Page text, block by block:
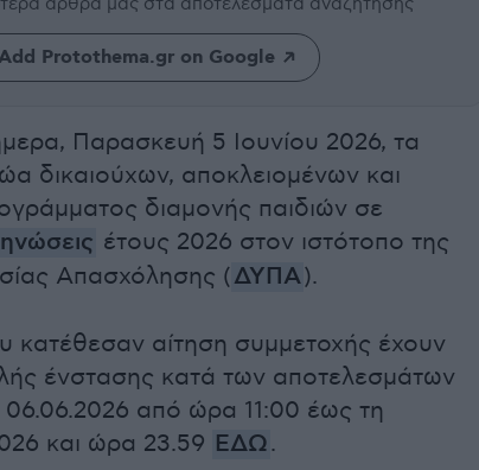
Protothema.gr on Google
Παρασκευή 5 Ιουνίου 2026, τα
δικαιούχων, αποκλειομένων και
διαμονής παιδιών σε
έτους 2026 στον ιστότοπο της
Απασχόλησης (ΔΥΠΑ).
κατέθεσαν αίτηση συμμετοχής έχουν
ένστασης κατά των αποτελεσμάτων
από ώρα 11:00 έως τη
και ώρα 23.59 ΕΔΩ.